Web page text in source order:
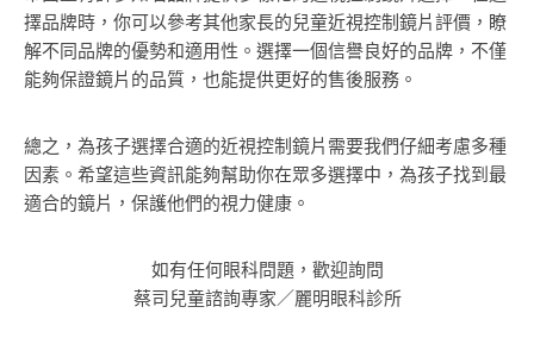
擇品牌時，你可以參考其他家長的兒童近視控制鏡片評價，瞭
解不同品牌的優勢和適用性。選擇一個信譽良好的品牌，不僅
能夠保證鏡片的品質，也能提供更好的售後服務。
總之，為孩子選擇合適的近視控制鏡片需要我們仔細考慮多種
因素。希望這些資訊能夠幫助你在眾多選擇中，為孩子找到最
適合的鏡片，保護他們的視力健康。
如有任何眼科問題，歡迎詢問
蔡司兒童諮詢專家／麗明眼科診所